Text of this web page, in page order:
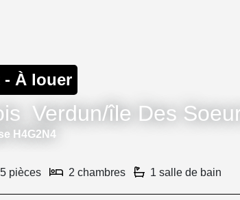
- À louer
Verdun/île Des
H4G2N4
5 pièces 2 chambres 1 salle de bain